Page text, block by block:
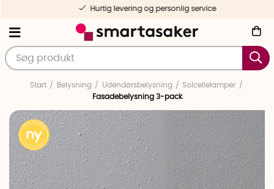
Hurtig levering og personlig service
Start Belysning Udendørsbelysning
Solcellelamper
Fasadebelysning 3-pack